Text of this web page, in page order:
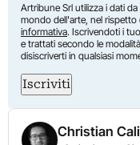
Artribune Srl utilizza i dati
mondo dell'arte, nel rispetto
informativa. Iscrivendoti i
e trattati secondo le
disiscriverti in qualsiasi
Iscriviti
Christian